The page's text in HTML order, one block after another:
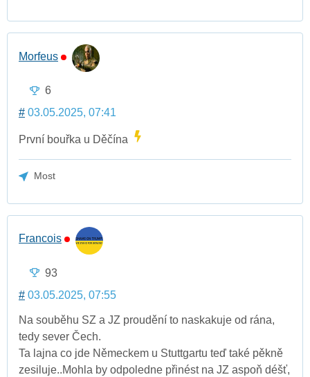
Morfeus
6
# 03.05.2025, 07:41
První bouřka u Děčína
Most
Francois
93
# 03.05.2025, 07:55
Na souběhu SZ a JZ proudění to naskakuje od rána,
tedy sever Čech.
Ta lajna co jde Německem u Stuttgartu teď také pěkně
zesiluje..Mohla by odpoledne přinést na JZ aspoň déšť,